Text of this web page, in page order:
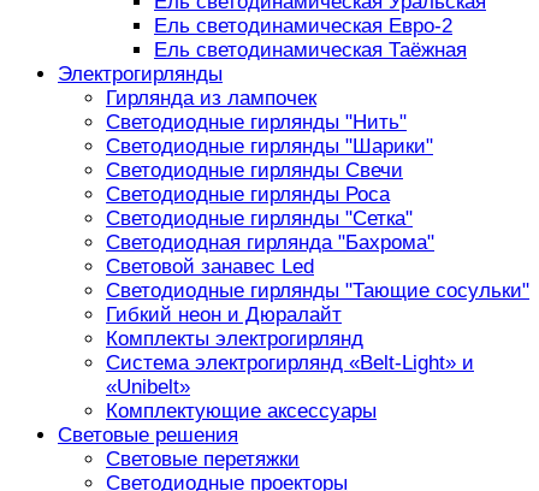
Ель светодинамическая Евро-2
Ель светодинамическая Таёжная
Электрогирлянды
Гирлянда из лампочек
Светодиодные гирлянды "Нить"
Светодиодные гирлянды "Шарики"
Светодиодные гирлянды Свечи
Светодиодные гирлянды Роса
Светодиодные гирлянды "Сетка"
Светодиодная гирлянда "Бахрома"
Световой занавес Led
Светодиодные гирлянды "Тающие сосульки"
Гибкий неон и Дюралайт
Комплекты электрогирлянд
Система электрогирлянд «Belt-Light» и
«Unibelt»
Комплектующие аксессуары
Световые решения
Световые перетяжки
Светодиодные проекторы